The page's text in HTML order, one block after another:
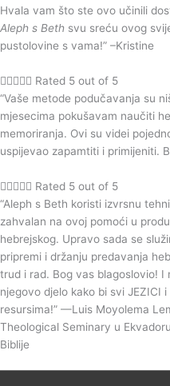
Hvala vam što ste ovo učinili
Aleph s Beth svu sreću ovog
pustolovine s vama!” –Kristine
 Rated 5 out of 5
“Vaše metode podučavanja su
mjesecima pokušavam naučiti
memoriranja. Ovi su videi
uspijevao zapamtiti i primijeniti.
 Rated 5 out of 5
“Aleph s Beth koristi izvrsnu
zahvalan na ovoj pomoći u
hebrejskog. Upravo sada se
pripremi i držanju predavanja
trud i rad. Bog vas blagoslovio!
njegovo djelo kako bi svi JEZICI
resursima!” —Luis Moyolema
Theological Seminary u
Biblije